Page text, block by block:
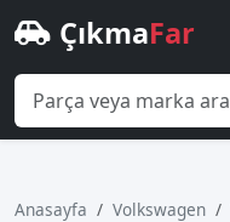
ÇıkmaFar
Anasayfa Volkswagen